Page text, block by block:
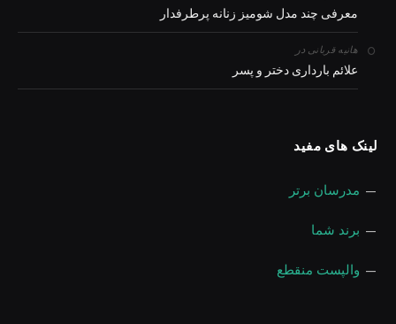
معرفی چند مدل شومیز زنانه پرطرفدار
هانیه قربانی در
علائم بارداری دختر و پسر
لینک های مفید
— مدرسان برتر
— برند شما
— والپست منقطع